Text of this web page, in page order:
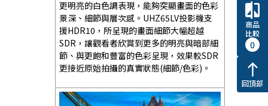
更明亮的白色調表現，能夠突顯畫面的色彩
景深、細節與層次感。UHZ65LV投影機支
援HDR10，所呈現的畫面細節大幅超越
SDR，讓觀看者欣賞到更多的明亮與暗部細
節、與更飽和豐富的色彩呈現，效果較SDR
更接近原始拍攝的真實狀態(細節/色彩)。
compare
商品
比較
0
north
回頂部